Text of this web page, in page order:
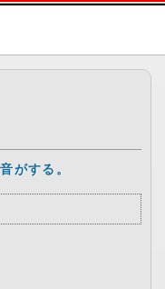
がする。